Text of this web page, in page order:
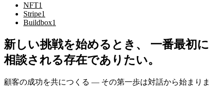
NFT1
Stripe1
Buildbox1
新しい挑戦を始めるとき、 一番最初に
相談される存在でありたい。
顧客の成功を共につくる — その第一歩は対話から始まりま